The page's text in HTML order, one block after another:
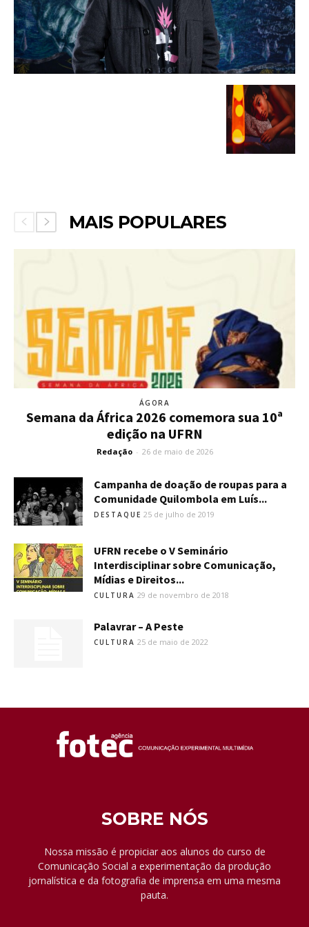
MAIS POPULARES
ÁGORA
Semana da África 2026 comemora sua 10ª
edição na UFRN
Redação - 26 de maio de 2026
Campanha de doação de roupas para a
Comunidade Quilombola em Luís...
DESTAQUE 25 de julho de 2019
UFRN recebe o V Seminário
Interdisciplinar sobre Comunicação,
Mídias e Direitos...
CULTURA 29 de novembro de 2018
Palavrar – A Peste
CULTURA 25 de maio de 2022
SOBRE NÓS
Nossa missão é propiciar aos alunos do curso de
Comunicação Social a experimentação da produção
jornalística e da fotografia de imprensa em uma mesma
pauta.